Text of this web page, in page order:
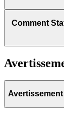
Comment
Avertissement